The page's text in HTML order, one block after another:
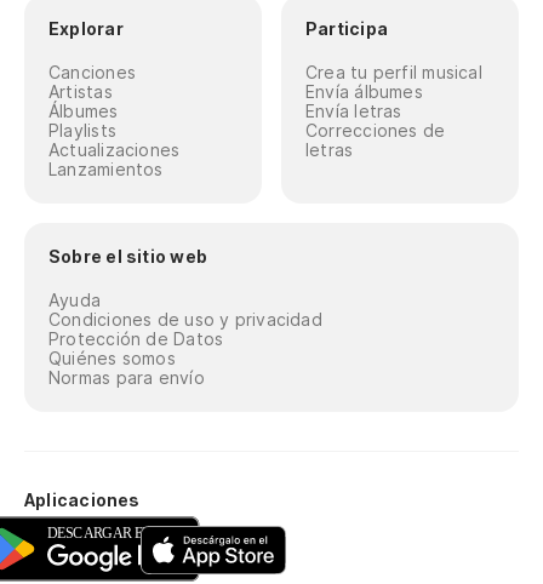
Explorar
Canciones
Artistas
Álbumes
Playlists
Actualizaciones
Lanzamientos
Participa
Crea tu perfil musical
Envía álbumes
Envía letras
Correcciones de
letras
Sobre el sitio web
Ayuda
Condiciones de uso y privacidad
Protección de Datos
Quiénes somos
Normas para envío
Aplicaciones